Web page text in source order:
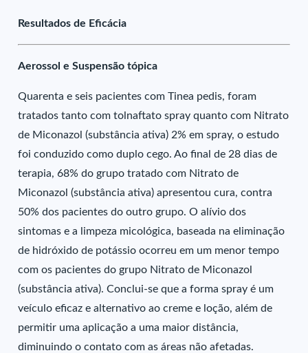
Resultados de Eficácia
Aerossol e Suspensão tópica
Quarenta e seis pacientes com Tinea pedis, foram
tratados tanto com tolnaftato spray quanto com Nitrato
de Miconazol (substância ativa) 2% em spray, o estudo
foi conduzido como duplo cego. Ao final de 28 dias de
terapia, 68% do grupo tratado com Nitrato de
Miconazol (substância ativa) apresentou cura, contra
50% dos pacientes do outro grupo. O alívio dos
sintomas e a limpeza micológica, baseada na eliminação
de hidróxido de potássio ocorreu em um menor tempo
com os pacientes do grupo Nitrato de Miconazol
(substância ativa). Conclui-se que a forma spray é um
veículo eficaz e alternativo ao creme e loção, além de
permitir uma aplicação a uma maior distância,
diminuindo o contato com as áreas não afetadas.